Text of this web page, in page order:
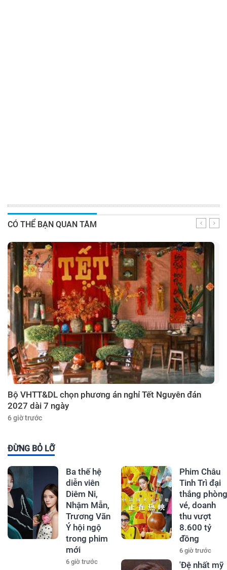
CÓ THỂ BẠN QUAN TÂM
Bộ VHTT&DL chọn phương án nghỉ Tết Nguyên đán
2027 dài 7 ngày
6 giờ trước
ĐỪNG BỎ LỠ
Ba thế hệ
diễn viên
Diêm Ni,
Nhậm Mẫn,
Trương Vãn
Ý hội ngộ
trong phim
mới
6 giờ trước
Phim Châu
Tinh Trì đại
thắng phòng
vé, doanh
thu vượt
8.600 tỷ
đồng
6 giờ trước
'Đệ nhất mỹ